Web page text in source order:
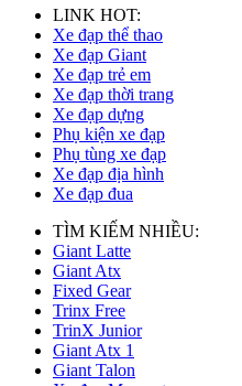
LINK HOT:
Xe đạp thể thao
Xe đạp Giant
Xe đạp trẻ em
Xe đạp thời trang
Xe đạp dựng
Phụ kiện xe đạp
Phụ tùng xe đạp
Xe đạp địa hình
Xe đạp đua
TÌM KIẾM NHIỀU:
Giant Latte
Giant Atx
Fixed Gear
Trinx Free
TrinX Junior
Giant Atx 1
Giant Talon